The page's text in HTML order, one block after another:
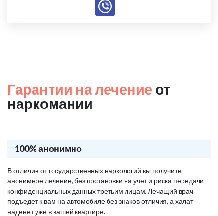
Гарантии на лечение от
наркомании
100% анонимно
В отличие от государственных наркологий вы получите
анонимное лечение, без постановки на учет и риска передачи
конфиденциальных данных третьим лицам. Лечащий врач
подъедет к вам на автомобиле без знаков отличия, а халат
наденет уже в вашей квартире.